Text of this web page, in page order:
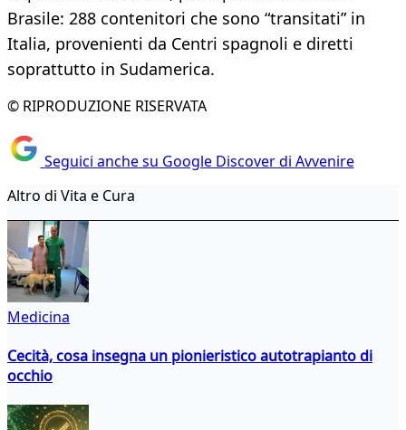
Brasile: 288 contenitori che sono “transitati” in
Italia, provenienti da Centri spagnoli e diretti
soprattutto in Sudamerica.
© RIPRODUZIONE RISERVATA
Seguici anche su Google Discover di Avvenire
Altro di Vita e Cura
Medicina
Cecità, cosa insegna un pionieristico autotrapianto di
occhio